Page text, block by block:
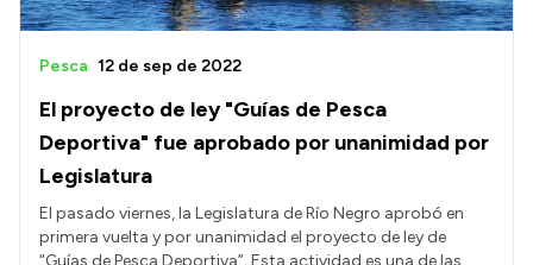
El proyecto de ley "Guías de Pesca
Deportiva" fue aprobado por unanimidad por
Legislatura
Pesca 12 de sep de 2022
El pasado viernes, la Legislatura de Río Negro aprobó en
primera vuelta y por unanimidad el proyecto de ley de